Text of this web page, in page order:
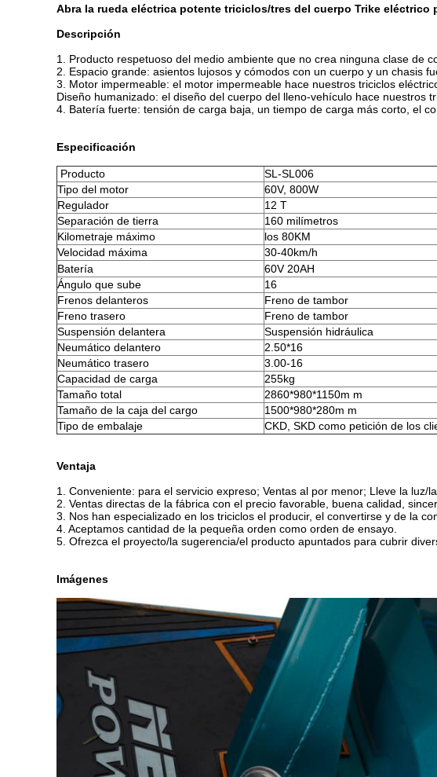
Abra la rueda eléctrica potente triciclos/tres del cuerpo Trike eléctrico
Descripción
1. Producto respetuoso del medio ambiente que no crea ninguna clase de
2. Espacio grande: asientos lujosos y cómodos con un cuerpo y un chasis
3. Motor impermeable: el motor impermeable hace nuestros triciclos
Diseño humanizado: el diseño del cuerpo del lleno-vehículo hace nuestros
4. Batería fuerte: tensión de carga baja, un tiempo de carga más corto, el
Especificación
Producto
SL-SL006
Tipo del motor
60V, 800W
Regulador
12 T
Separación de tierra
160 milímetros
Kilometraje máximo
los 80KM
Velocidad máxima
30-40km/h
Batería
60V 20AH
Ángulo que sube
16
Frenos delanteros
Freno de tambor
Freno trasero
Freno de tambor
Suspensión delantera
Suspensión hidráulica
Neumático delantero
2.50*16
Neumático trasero
3.00-16
Capacidad de carga
255kg
Tamaño total
2860*980*1150m m
Tamaño de la caja del cargo
1500*980*280m m
Tipo de embalaje
CKD, SKD como petición de los
Ventaja
1. Conveniente: para el servicio expreso; Ventas al por menor; Lleve la
2. Ventas directas de la fábrica con el precio favorable, buena calidad,
3. Nos han especializado en los triciclos el producir, el convertirse y de la
4. Aceptamos cantidad de la pequeña orden como orden de ensayo.
5. Ofrezca el proyecto/la sugerencia/el producto apuntados para cubrir
Imágenes